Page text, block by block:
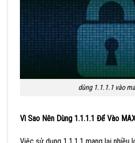
dùng 1.1.1.1 vào
Vì Sao Nên Dùng 1.1.1.1 Để Vào
Việc sử dụng 1.1.1.1 mang lại nhiều